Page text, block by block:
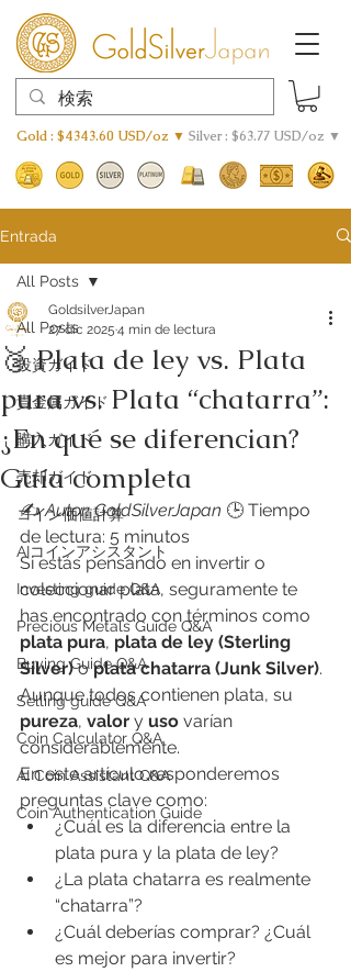
Gold : $4343.60 USD/oz ▼ Silver : $63.77 USD/oz ▼
Entrada
All Posts
投資ガイド
貴金属ガイド
購入ガイド
売却ガイド
​コイン価値計算
AIコインアシスタント
Investing guide Q&A
Precious Metals Guide Q&A
Buying Guide Q&A
Selling guide Q&A
Coin Calculator Q&A
AI Coin Assistant Q&A
Coin Authentication Guide
All Posts
🥈 Plata de ley vs. Plata
pura vs. Plata “chatarra”:
¿En qué se diferencian?
Guía completa
GoldsilverJapan
27 dic 2025 4 min de lectura
✍️ Autor: GoldSilverJapan 🕒 Tiempo
de lectura: 5 minutos
Si estás pensando en invertir o
coleccionar plata, seguramente te
has encontrado con términos como
plata pura, plata de ley (Sterling
Silver) o plata chatarra (Junk Silver).
Aunque todos contienen plata, su
pureza, valor y uso varían
considerablemente.
En este artículo responderemos
preguntas clave como:
¿Cuál es la diferencia entre la
plata pura y la plata de ley?
¿La plata chatarra es realmente
“chatarra”?
¿Cuál deberías comprar? ¿Cuál
es mejor para invertir?